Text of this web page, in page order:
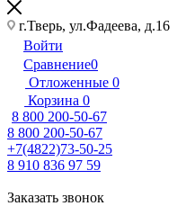
г.Тверь, ул.Фадеева, д.16
Войти
Сравнение0
Отложенные 0
Корзина 0
8 800 200-50-67
8 800 200-50-67
+7(4822)73-50-25
8 910 836 97 59
Заказать звонок